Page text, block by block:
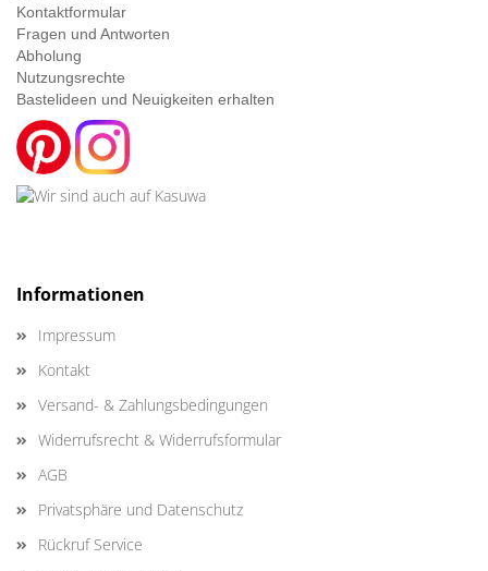
Kontaktformular
Fragen und Antworten
Abholung
Nutzungsrechte
Bastelideen und Neuigkeiten erhalten
Informationen
Impressum
Kontakt
Versand- & Zahlungsbedingungen
Widerrufsrecht & Widerrufsformular
AGB
Privatsphäre und Datenschutz
Rückruf Service